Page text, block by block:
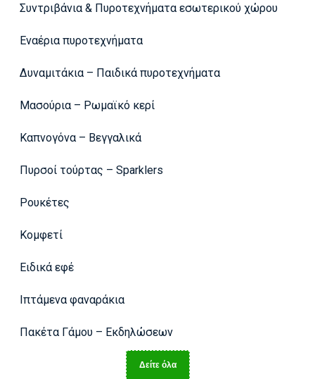
Συντριβάνια & Πυροτεχνήματα εσωτερικού χώρου
Εναέρια πυροτεχνήματα
Δυναμιτάκια – Παιδικά πυροτεχνήματα
Μασούρια – Ρωμαϊκό κερί
Καπνογόνα – Βεγγαλικά
Πυρσοί τούρτας – Sparklers
Ρουκέτες
Κομφετί
Ειδικά εφέ
Ιπτάμενα φαναράκια
Πακέτα Γάμου – Εκδηλώσεων
Δείτε όλα